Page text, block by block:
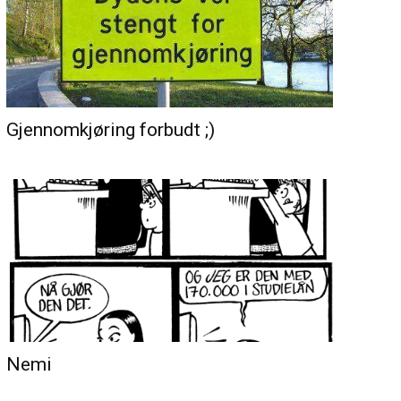
Gjennomkjøring forbudt ;)
Nemi